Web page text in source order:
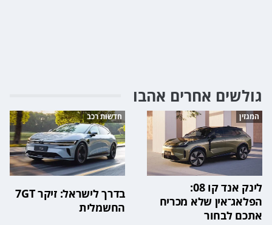
גולשים אחרים אהבו
המגזין
לינק אנד קו 08:
הפלאג־אין שלא מכריח
אתכם לבחור
חדשות רכב
בדרך לישראל: זיקר 7GT
החשמלית